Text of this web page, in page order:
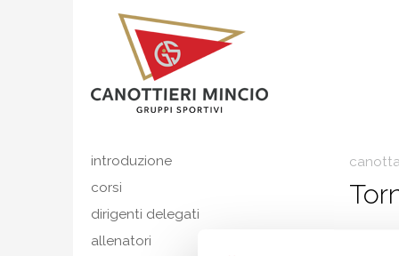
introduzione
corsi
dirigenti delegati
allenatori